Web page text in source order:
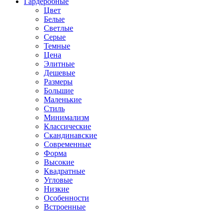
Цвет
Белые
Светлые
Серые
Темные
Цена
Элитные
Дешевые
Размеры
Большие
Маленькие
Стиль
Минимализм
Классические
Скандинавские
Современные
Форма
Высокие
Квадратные
Угловые
Низкие
Особенности
Встроенные